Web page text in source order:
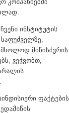
კომპანიებში
ინსტიტუტის
მიწისძვრის
ვეჭვობთ,
ფაქტების